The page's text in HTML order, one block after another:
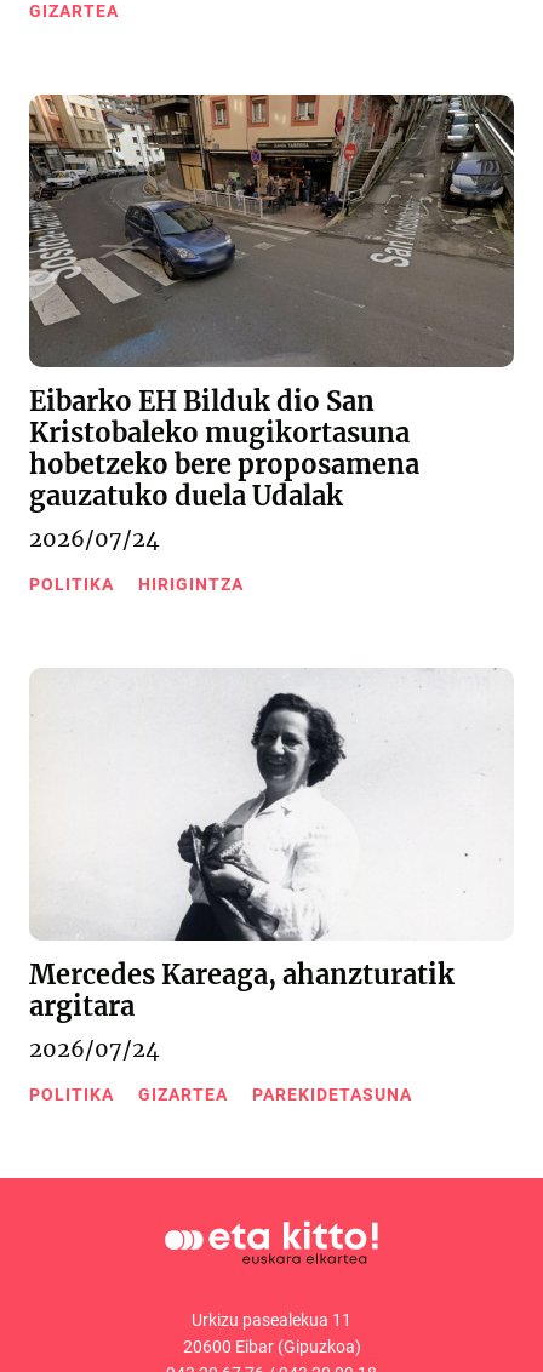
GIZARTEA
Eibarko EH Bilduk dio San
Kristobaleko mugikortasuna
hobetzeko bere proposamena
gauzatuko duela Udalak
2026/07/24
POLITIKA HIRIGINTZA
Mercedes Kareaga, ahanzturatik
argitara
2026/07/24
POLITIKA GIZARTEA PAREKIDETASUNA
Urkizu pasealekua 11
20600 Eibar (Gipuzkoa)